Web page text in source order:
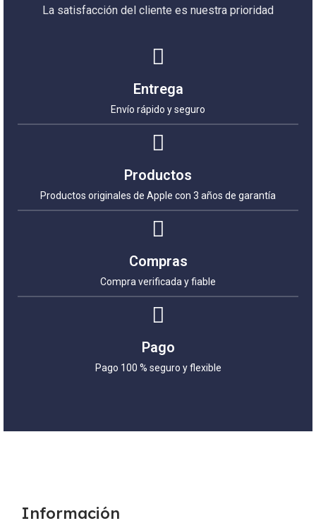
La satisfacción del cliente es nuestra prioridad
Entrega
Envío rápido y seguro
Productos
Productos originales de Apple con 3 años de garantía
Compras
Compra verificada y fiable
Pago
Pago 100 % seguro y flexible
Información